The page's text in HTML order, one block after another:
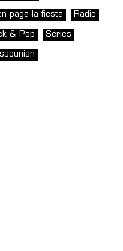
paga la fiesta Radio
& Pop Series